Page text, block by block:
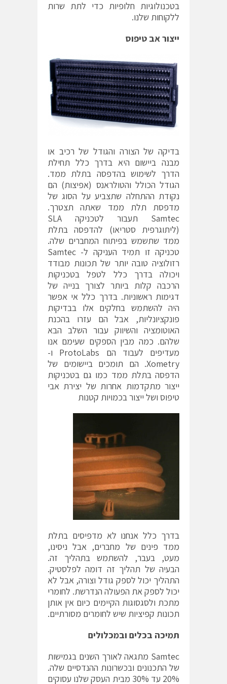
בטכנולוגיות חלופיות כדי לתת שרות
ללקוחות שלנו.
ייצור אב טיפוס
בדיקה של הצורה והגודל של רכיב או
מבנה ביישום היא בדרך כלל תחילת
הדרך לשימוש בהדפסה בתלת ממד.
הגודל הכולל והטולראנס (אפיצות) הם
נקודת ההתחלה שתצביע על הסוג של
מדפסת תלת ממד שאתה תצטרך.
Samtec תעבור לטכניקה SLA
(ליתוגרפית סטריאו) להדפסה בתלת
ממד שתשמש בפיתוח המחברים שלה.
טכניקה זו תמיד העניקה ל- Samtec
רזולוציה טובה יותר של תכונות מבודד
ויכולה בדרך כלל לטפל בטכניקות
הרכבה קלות ביותר לצורך בנייה של
דגימות ראשוניות. בדרך כלל אי אפשר
היה להשתמש בחלקים אלו בבדיקות
פונקציונליות, אבל הם עזרו בהכנת
האוטומציה והשיווק עבור השלב הבא
שלהם. כמה מבין הספקים שעימם אנו
מעדיפים לעבוד הם ProtoLabs ו-
Xometry. הם תומכים ביישומים של
הדפסה בתלת ממד כמו גם בטכניקות
ייצור מתקדמות אחרות של יצירת אבי
טיפוס ושל ייצור בכמויות קטנות
בדרך כלל אנחנו לא מדפיסים בתלת
ממד פינים של מחברים, אבל ניסינו,
מעט, בעבר, להשתמש בתהליך זה.
הבעיה של תהליך זה דומה לפלסטיק.
התהליך יכול לספק גודל וצורה, אבל לא
יכול לספק את הפעולה הנדרשת. לחומרי
מתכת ולסגסוגות הקיימים כיום אין אותן
תכונות קפיציות שיש לחומרים מסורתיים.
תמיכה בכלים ובמכלולים
Samtec מתגאה לאורך השנים בגמישות
של התכנונים ובכשרונות ההנדסיים שלה.
20% עד 30% מבית העסק שלנו עסוקים